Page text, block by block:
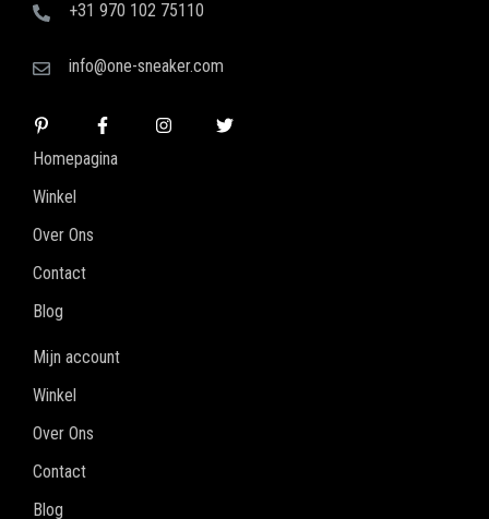
+31 970 102 75110
info@one-sneaker.com
Homepagina
Winkel
Over Ons
Contact
Blog
Mijn account
Winkel
Over Ons
Contact
Blog